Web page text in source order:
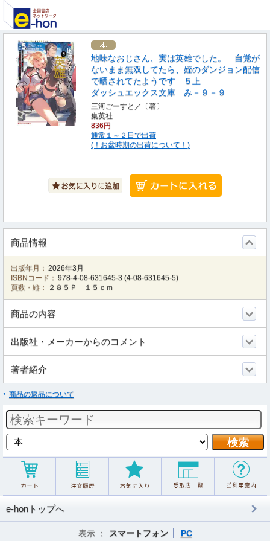
地味なおじさん、実は英雄でした。 自覚が
ないまま無双してたら、姪のダンジョン配信
で晒されてたようです ５上
ダッシュエックス文庫 み－９－９
三河ごーすと／〔著〕
集英社
836円
通常１～２日で出荷
(！お盆時期の出荷について！)
商品情報
出版年月： 2026年3月
ISBNコード： 978-4-08-631645-3 (4-08-631645-5)
頁数・縦：
２８５Ｐ １５ｃｍ
商品の内容
出版社・メーカーからのコメント
著者紹介
商品の返品について
e-honトップへ
表示 ： スマートフォン PC